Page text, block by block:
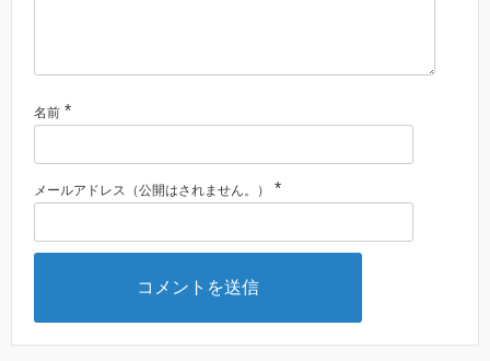
名前 *
メールアドレス（公開はされません。） *